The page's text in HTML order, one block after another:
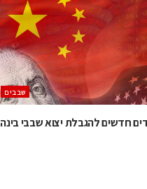
‫שבבים‬
חדשים להגבלת יצוא שבבי בינה